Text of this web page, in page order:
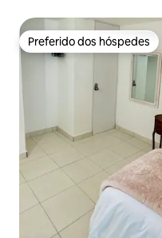
Preferido dos hóspedes
Preferido dos hóspedes